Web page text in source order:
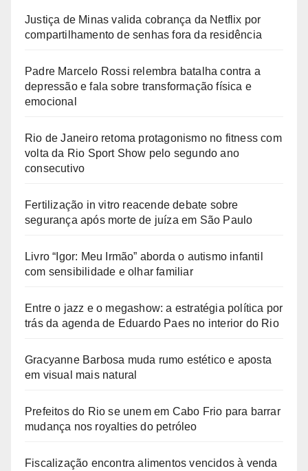
Justiça de Minas valida cobrança da Netflix por
compartilhamento de senhas fora da residência
Padre Marcelo Rossi relembra batalha contra a
depressão e fala sobre transformação física e
emocional
Rio de Janeiro retoma protagonismo no fitness com
volta da Rio Sport Show pelo segundo ano
consecutivo
Fertilização in vitro reacende debate sobre
segurança após morte de juíza em São Paulo
Livro “Igor: Meu Irmão” aborda o autismo infantil
com sensibilidade e olhar familiar
Entre o jazz e o megashow: a estratégia política por
trás da agenda de Eduardo Paes no interior do Rio
Gracyanne Barbosa muda rumo estético e aposta
em visual mais natural
Prefeitos do Rio se unem em Cabo Frio para barrar
mudança nos royalties do petróleo
Fiscalização encontra alimentos vencidos à venda